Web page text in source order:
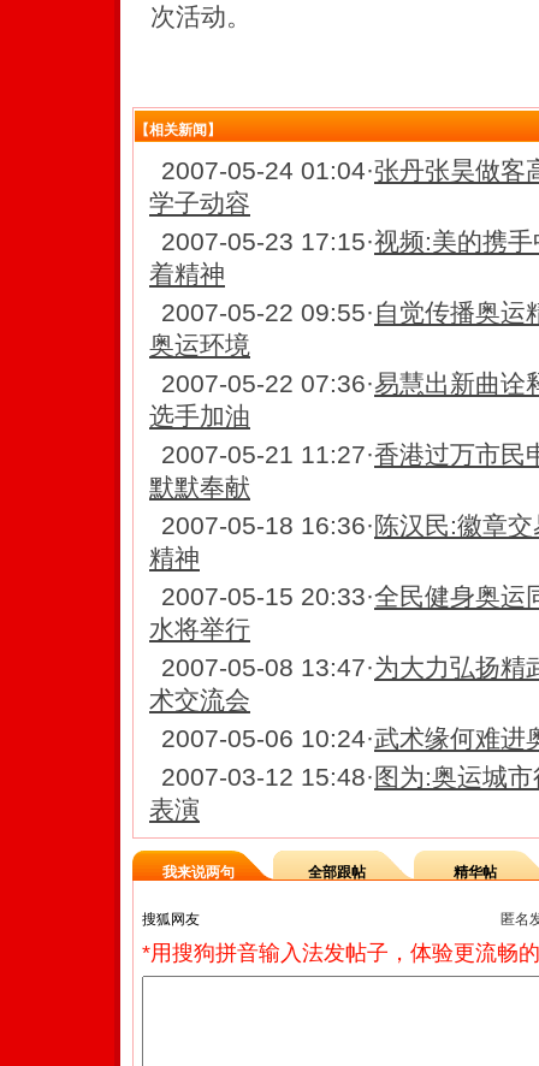
次活动。
【相关新闻】
2007-05-24 01:04·张丹张昊做客
学子动容
2007-05-23 17:15·视频:美的携
着精神
2007-05-22 09:55· 自觉传播奥运
奥运环境
2007-05-22 07:36·易慧出新曲诠
选手加油
2007-05-21 11:27·香港过万市民
默默奉献
2007-05-18 16:36·陈汉民:徽章
精神
2007-05-15 20:33·全民健身奥运
水将举行
2007-05-08 13:47·为大力弘扬精
术交流会
2007-05-06 10:24·武术缘何难进
2007-03-12 15:48· 图为:奥运城
表演
我来说两句 全部跟帖 精华帖
匿名
*用搜狗拼音输入法发帖子，体验更流畅